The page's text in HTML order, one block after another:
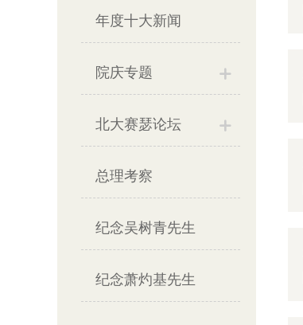
年度十大新闻
院庆专题
北大赛瑟论坛
总理考察
纪念吴树青先生
纪念萧灼基先生